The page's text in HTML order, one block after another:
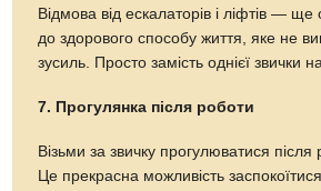
Відмова від ескалаторів і ліфтів — ще
до здорового способу життя, яке не
зусиль. Просто замість однієї звички
7. Прогулянка після роботи
Візьми за звичку прогулюватися після
Це прекрасна можливість